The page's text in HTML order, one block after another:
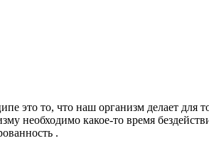
это то, что наш организм делает для
необходимо какое-то время
.